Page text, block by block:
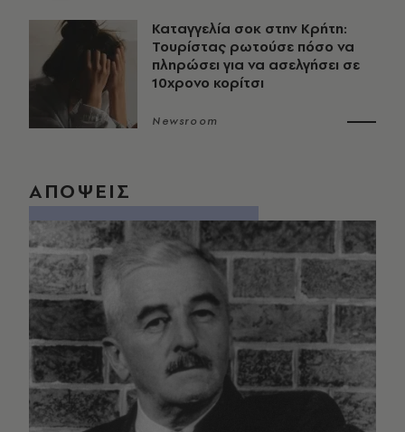
Καταγγελία σοκ στην Κρήτη:
Τουρίστας ρωτούσε πόσο να
πληρώσει για να ασελγήσει σε
10χρονο κορίτσι
Newsroom
ΑΠΟΨΕΙΣ